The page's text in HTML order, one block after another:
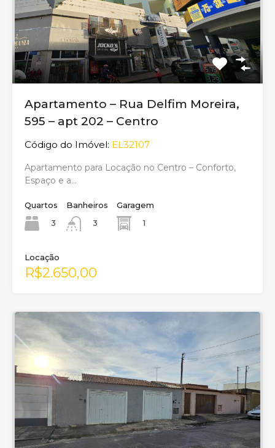
Apartamento – Rua Delfim Moreira,
595 – apt 202 – Centro
Código do Imóvel: EL32107
Apartamento para Locação no Centro – Conforto,
Espaço e a…
Quartos
3
Banheiros
3
Garagem
1
Locação
R$2.650,00